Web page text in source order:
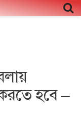
হবে –